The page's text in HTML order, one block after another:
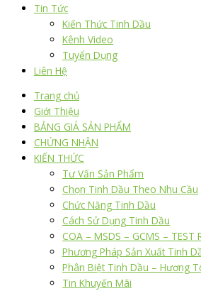
Tin Tức
Kiến Thức Tinh Dầu
Kênh Video
Tuyển Dụng
Liên Hệ
Trang chủ
Giới Thiệu
BẢNG GIÁ SẢN PHẨM
CHỨNG NHẬN
KIẾN THỨC
Tư Vấn Sản Phẩm
Chọn Tinh Dầu Theo Nhu Cầu
Chức Năng Tinh Dầu
Cách Sử Dụng Tinh Dầu
COA – MSDS – GCMS – TEST
Phương Pháp Sản Xuất Tinh
Phân Biệt Tinh Dầu – Hương
Tin Khuyến Mãi